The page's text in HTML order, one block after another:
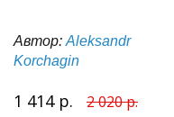
Автор: Aleksandr
Korchagin
1 414 р. 2 020 р.